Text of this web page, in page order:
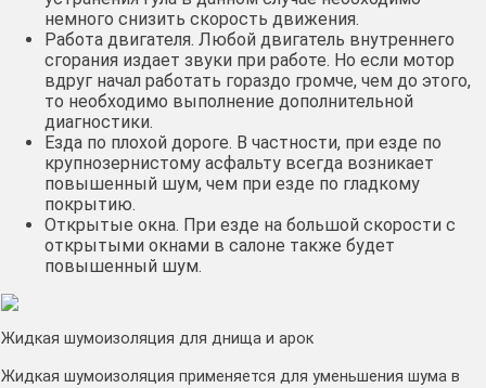
немного снизить скорость движения.
Работа двигателя. Любой двигатель внутреннего
сгорания издает звуки при работе. Но если мотор
вдруг начал работать гораздо громче, чем до этого,
то необходимо выполнение дополнительной
диагностики.
Езда по плохой дороге. В частности, при езде по
крупнозернистому асфальту всегда возникает
повышенный шум, чем при езде по гладкому
покрытию.
Открытые окна. При езде на большой скорости с
открытыми окнами в салоне также будет
повышенный шум.
Жидкая шумоизоляция для днища и арок
Жидкая шумоизоляция применяется для уменьшения шума в